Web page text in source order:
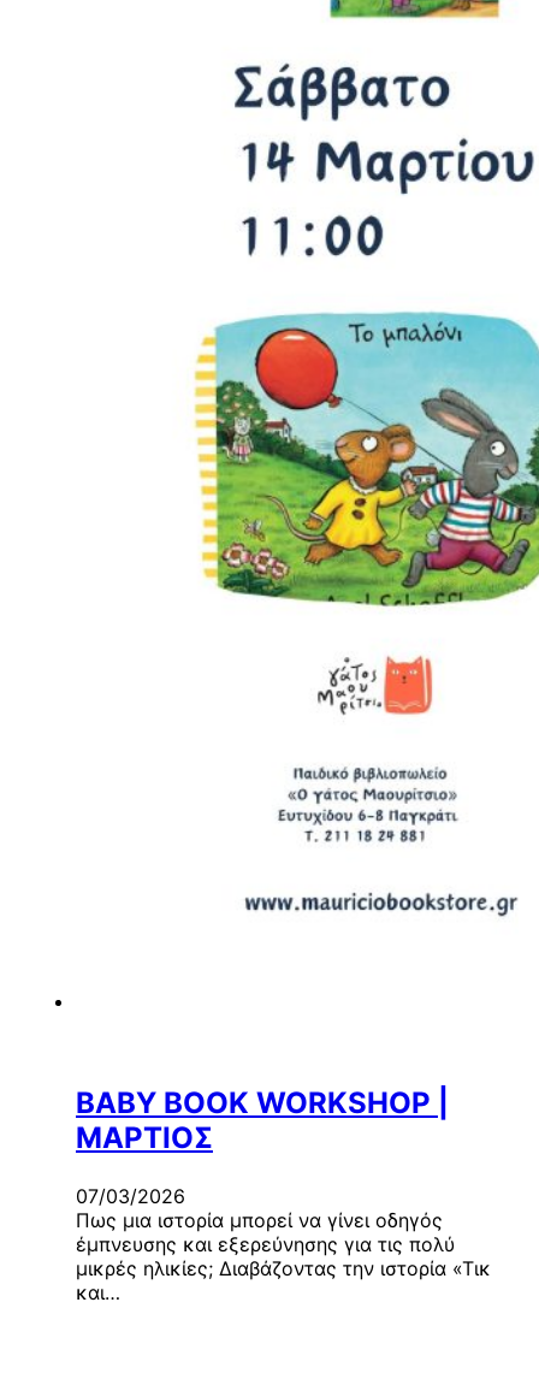
BABY BOOK WORKSHOP |
ΜΑΡΤΙΟΣ
07/03/2026
Πως μια ιστορία μπορεί να γίνει οδηγός
έμπνευσης και εξερεύνησης για τις πολύ
μικρές ηλικίες; Διαβάζοντας την ιστορία «Τικ
και…